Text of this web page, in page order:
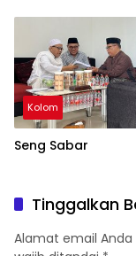
Kolom
Seng Sabar
Tinggalkan
Alamat email Anda